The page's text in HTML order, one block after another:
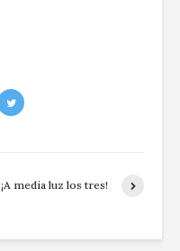
¡A media luz los tres!